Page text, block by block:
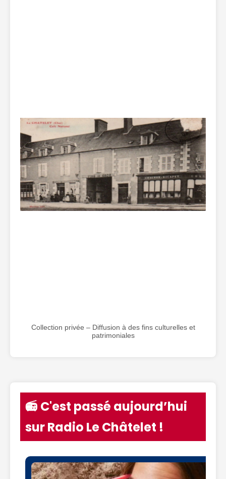
Collection privée – Diffusion à des fins culturelles et
patrimoniales
📻 C'est passé aujourd’hui
sur Radio Le Châtelet !